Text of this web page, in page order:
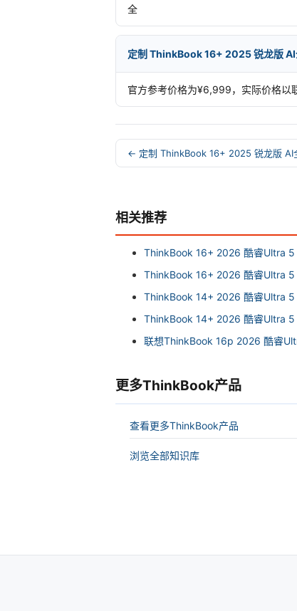
全
定制 ThinkBook 16+ 2025 锐龙版 AI
官方参考价格为¥6,999，实际价格以
← 定制 ThinkBook 16+ 2025 锐龙版 AI
相关推荐
ThinkBook 16+ 2026 酷睿Ultra 5
ThinkBook 16+ 2026 酷睿Ultra 5
ThinkBook 14+ 2026 酷睿Ultra 5
ThinkBook 14+ 2026 酷睿Ultra 5
联想ThinkBook 16p 2026 酷睿
更多ThinkBook产品
查看更多ThinkBook产品
浏览全部知识库